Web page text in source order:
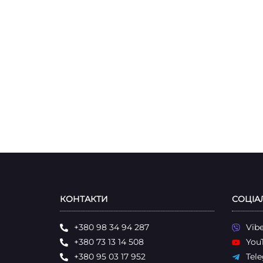
КОНТАКТИ
+380 98 34 94 287
+380 73 13 14 508
+380 95 03 17 952